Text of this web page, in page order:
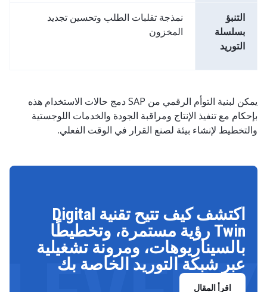
التنبؤ
بسلسلة
التوريد
نمذجة تقلبات الطلب وتحسين تجديد
المخزون
يمكن لبنية التوأم الرقمي من SAP دمج حالات الاستخدام هذه
بإحكام مع تنفيذ الإنتاج ومراقبة الجودة والخدمات اللوجستية
والتخطيط لإنشاء بيئة لصنع القرار في الوقت الفعلي.
اكتشف كيف تتيح تقنية Digital
Twin رؤية مستمرة، وتخطيطًا
بالسيناريوهات، ومرونة تشغيلية
عبر شبكة التوريد الخاصة بك
اقرأ المقال